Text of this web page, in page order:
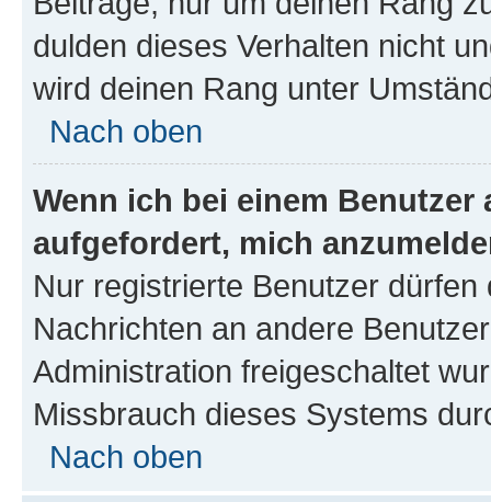
dulden dieses Verhalten nicht
wird deinen Rang unter
Nach oben
Wenn ich bei einem
aufgefordert, mich
Nur registrierte Benutzer
Nachrichten an andere
Administration freigeschaltet
Missbrauch dieses Systems
Nach oben